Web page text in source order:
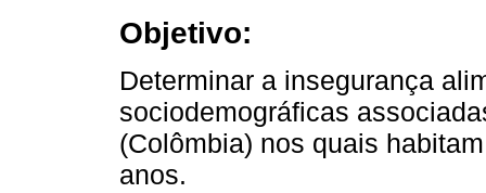
Objetivo:
Determinar a insegurança
sociodemográficas
(Colômbia) nos quais
anos.